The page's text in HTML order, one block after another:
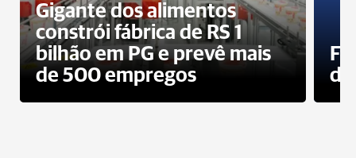
Gigante dos alimentos
constrói fábrica de RS 1
bilhão em PG e prevê mais
de 500 empregos